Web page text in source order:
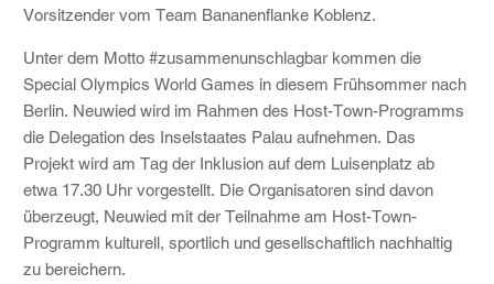
Vorsitzender vom Team Bananenflanke Koblenz.
Unter dem Motto #zusammenunschlagbar kommen die
Special Olympics World Games in diesem Frühsommer nach
Berlin. Neuwied wird im Rahmen des Host-Town-Programms
die Delegation des Inselstaates Palau aufnehmen. Das
Projekt wird am Tag der Inklusion auf dem Luisenplatz ab
etwa 17.30 Uhr vorgestellt. Die Organisatoren sind davon
überzeugt, Neuwied mit der Teilnahme am Host-Town-
Programm kulturell, sportlich und gesellschaftlich nachhaltig
zu bereichern.